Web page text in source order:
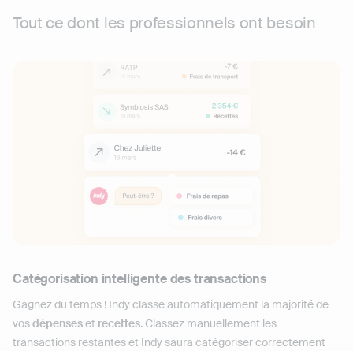
Tout ce dont les professionnels ont besoin
Catégorisation intelligente des transactions
Gagnez du temps ! Indy classe automatiquement la majorité de
vosdépenseset recettes. Classez manuellement les
transactions restantes et Indy saura catégoriser correctement